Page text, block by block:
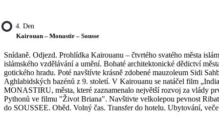
4. Den
Kairouan – Monastir – Sousse
Snídaně. Odjezd. Prohlídka Kairouanu – čtvrtého svatého města
islámského vzdělávání a umění. Bohaté architektonické dědictví
gotického hradu. Poté navštívte krásně zdobené mauzoleum Sidi
Aghlabidských bazénů z 9. století. V Kairouanu se natáčel film
MONASTIRU, města, které zaznamenalo největší rozvoj za vlády
Pythonů ve filmu "Život Briana". Navštivte velkolepou pevnost
do SOUSSEE. Oběd. Volný čas. Transfer do hotelu. Ubytování,